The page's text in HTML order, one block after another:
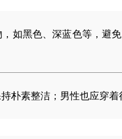
如黑色、深蓝色等，避
朴素整洁；男性也应穿着